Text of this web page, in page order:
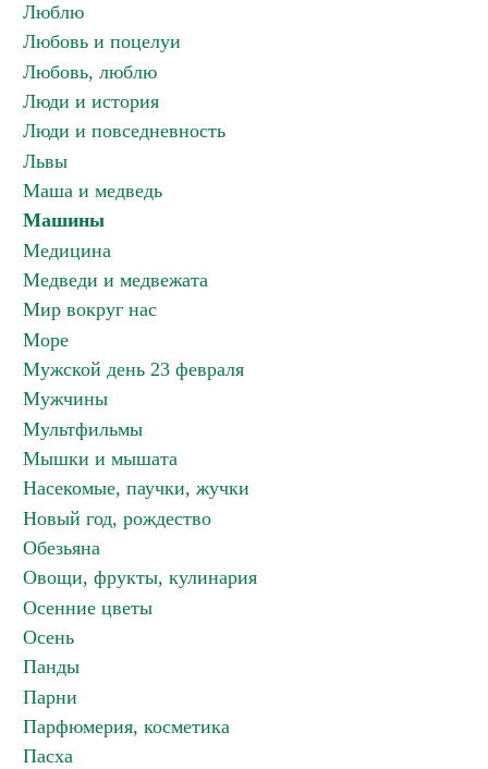
Люблю
Любовь и поцелуи
Любовь, люблю
Люди и история
Люди и повседневность
Львы
Маша и медведь
Машины
Медицина
Медведи и медвежата
Мир вокруг нас
Море
Мужской день 23 февраля
Мужчины
Мультфильмы
Мышки и мышата
Насекомые, паучки, жучки
Новый год, рождество
Обезьяна
Овощи, фрукты, кулинария
Осенние цветы
Осень
Панды
Парни
Парфюмерия, косметика
Пасха